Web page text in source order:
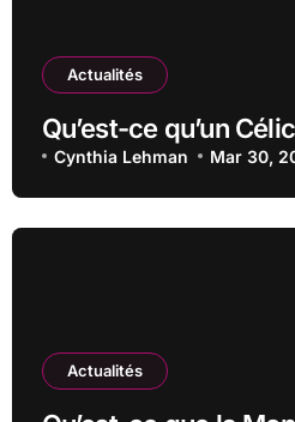
Actualités
Qu’est-ce qu’un
Cynthia Lehman Mar 30,
Actualités